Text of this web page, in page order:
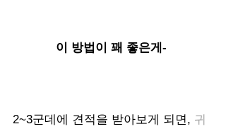
이 방법이 꽤 좋은게-
2~3군데에 견적을 받아보게 되면, 귀